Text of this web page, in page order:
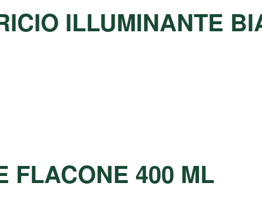
ILLUMINANTE
FLACONE 400 ML